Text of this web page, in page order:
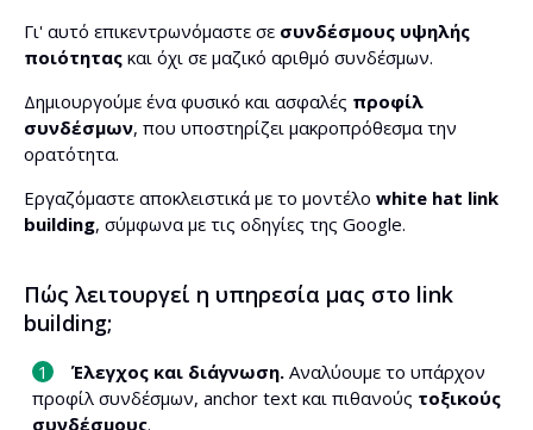
Γι' αυτό επικεντρωνόμαστε σε συνδέσμους υψηλής
ποιότητας και όχι σε μαζικό αριθμό συνδέσμων.
Δημιουργούμε ένα φυσικό και ασφαλές προφίλ
συνδέσμων, που υποστηρίζει μακροπρόθεσμα την
ορατότητα.
Εργαζόμαστε αποκλειστικά με το μοντέλο white hat link
building, σύμφωνα με τις οδηγίες της Google.
Πώς λειτουργεί η υπηρεσία μας στο link
building;
Έλεγχος και διάγνωση. Αναλύουμε το υπάρχον
προφίλ συνδέσμων, anchor text και πιθανούς τοξικούς
συνδέσμους.